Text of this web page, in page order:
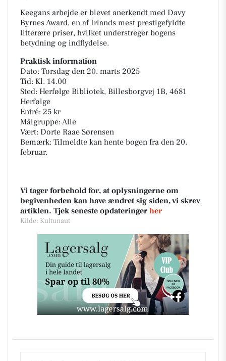
Keegans arbejde er blevet anerkendt med Davy
Byrnes Award, en af Irlands mest prestigefyldte
litterære priser, hvilket understreger bogens
betydning og indflydelse.
Praktisk information
Dato: Torsdag den 20. marts 2025
Tid: Kl. 14.00
Sted: Herfølge Bibliotek, Billesborgvej 1B, 4681
Herfølge
Entré: 25 kr
Målgruppe: Alle
Vært: Dorte Raae Sørensen
Bemærk: Tilmeldte kan hente bogen fra den 20.
februar.
Vi tager forbehold for, at oplysningerne om
begivenheden kan have ændret sig siden, vi skrev
artiklen. Tjek seneste opdateringer her
Kilde: Kultunaut